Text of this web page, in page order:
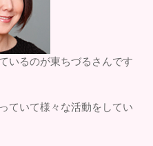
いるのが東ちづるさんです
ていて様々な活動をしてい